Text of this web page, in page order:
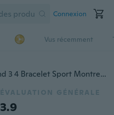
Connexion
Vus récemment
Bracelet pour Xiaomi Mi Band 3 4 Bracelet Sport Montre Bracelet en silicone Pour xiaomi mi band 3 4 Bracelet Miband 4 3 Bracelet
ÉVALUATION GÉNÉRALE
3.9